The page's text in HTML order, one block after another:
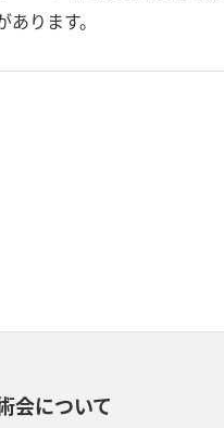
ります。
会について